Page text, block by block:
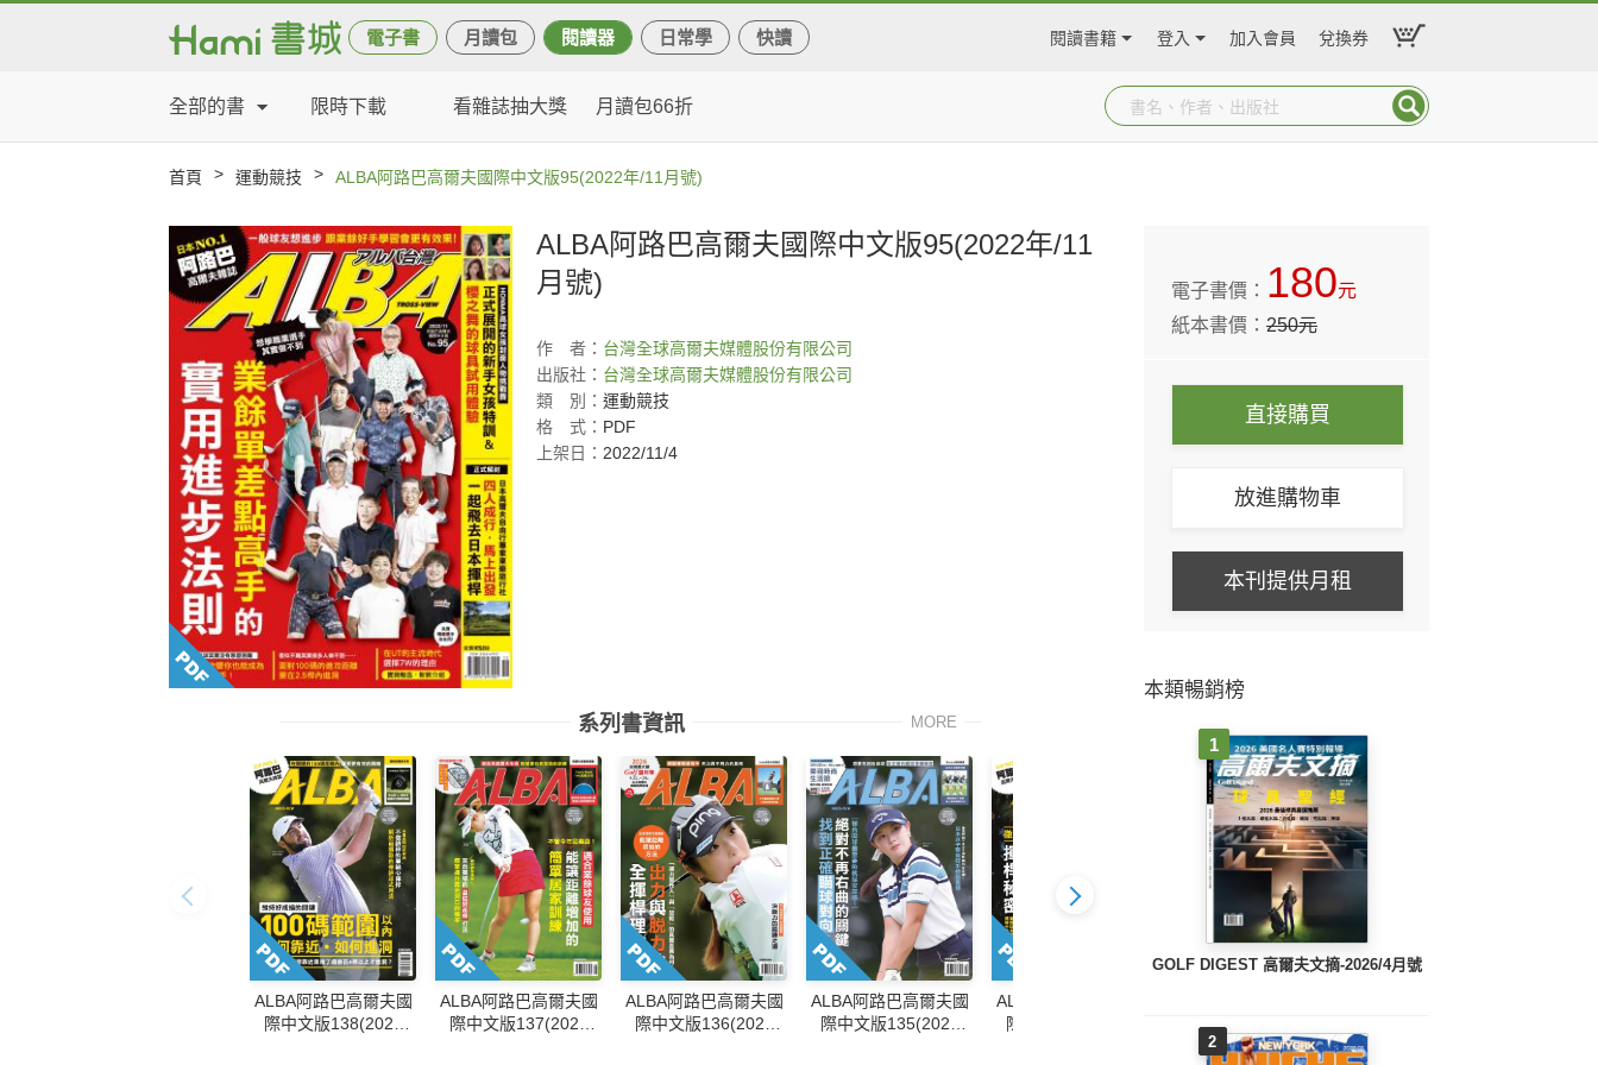
電子書 月讀包 閱讀器 日常學 快讀 閱讀書籍 登入 加入會員 兌換券
全部的書 限時下載 看雜誌抽大獎 月讀包66折
首頁 > 運動競技 > ALBA阿路巴高爾夫國際中文版95(2022年/11月號)
ALBA阿路巴高爾夫國際中文版95(2022年/11
月號)
作 者： 台灣全球高爾夫媒體股份有限公司
出版社： 台灣全球高爾夫媒體股份有限公司
類
別： 運動競技
格
式： PDF
上架日： 2022/11/4
系列書資訊 MORE
ALBA阿路巴高爾夫國
際中文版138(2026
ALBA阿路巴高爾夫國
際中文版137(2026
ALBA阿路巴高爾夫國
際中文版136(2026
ALBA阿路巴高爾夫國
際中文版135(2026
ALBA阿路巴高爾夫國
際中文版134(2026
際中文版133(2026
年/1月號)
電子書價： 180元
紙本書價：250元
直接購買
放進購物車
本刊提供月租
本類暢銷榜
1
GOLF DIGEST 高爾夫文摘-2026/4月號
2